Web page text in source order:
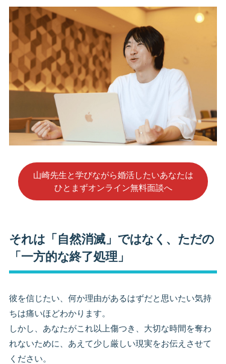
山崎先生と学びながら婚活したいあなたは
ひとまずオンライン無料面談へ
それは「自然消滅」ではなく、ただの
「一方的な終了処理」
彼を信じたい、何か理由があるはずだと思いたい気持
ちは痛いほどわかります。
しかし、あなたがこれ以上傷つき、大切な時間を奪わ
れないために、あえて少し厳しい現実をお伝えさせて
ください。